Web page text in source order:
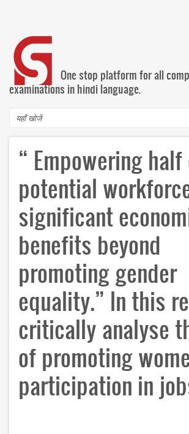
content
One stop platform for all
examinations in hindi language.
Search
“ Empowering
potential
significant
benefits beyond
promoting gender
equality.” In this
critically analyse
of promoting
participation in